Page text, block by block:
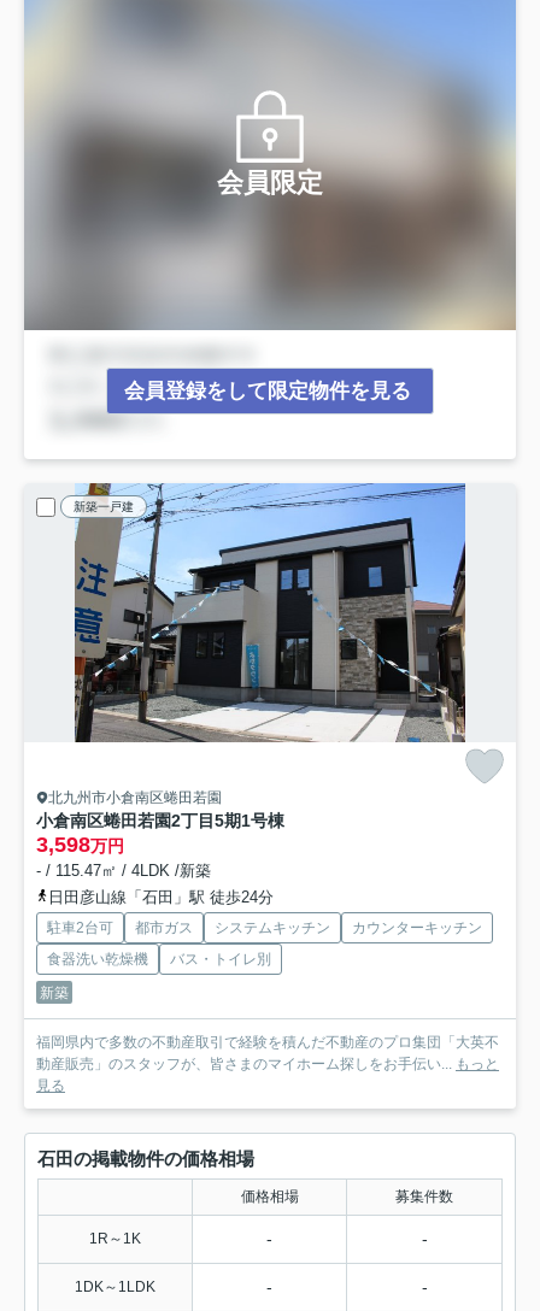
会員限定
会員登録をして限定物件を見る
新築一戸建
北九州市小倉南区蜷田若園
小倉南区蜷田若園2丁目5期1号棟
3,598万円
- / 115.47㎡ / 4LDK /新築
日田彦山線「石田」駅 徒歩24分
駐車2台可 都市ガス システムキッチン
カウンターキッチン
食器洗い乾燥機
バス・トイレ別
新築
福岡県内で多数の不動産取引で経験を積んだ不動産のプロ集団「大英不
動産販売」のスタッフが、皆さまのマイホーム探しをお手伝い... もっと
見る
石田の掲載物件の価格相場
価格相場 募集件数
1R～1K - -
1DK～1LDK - -